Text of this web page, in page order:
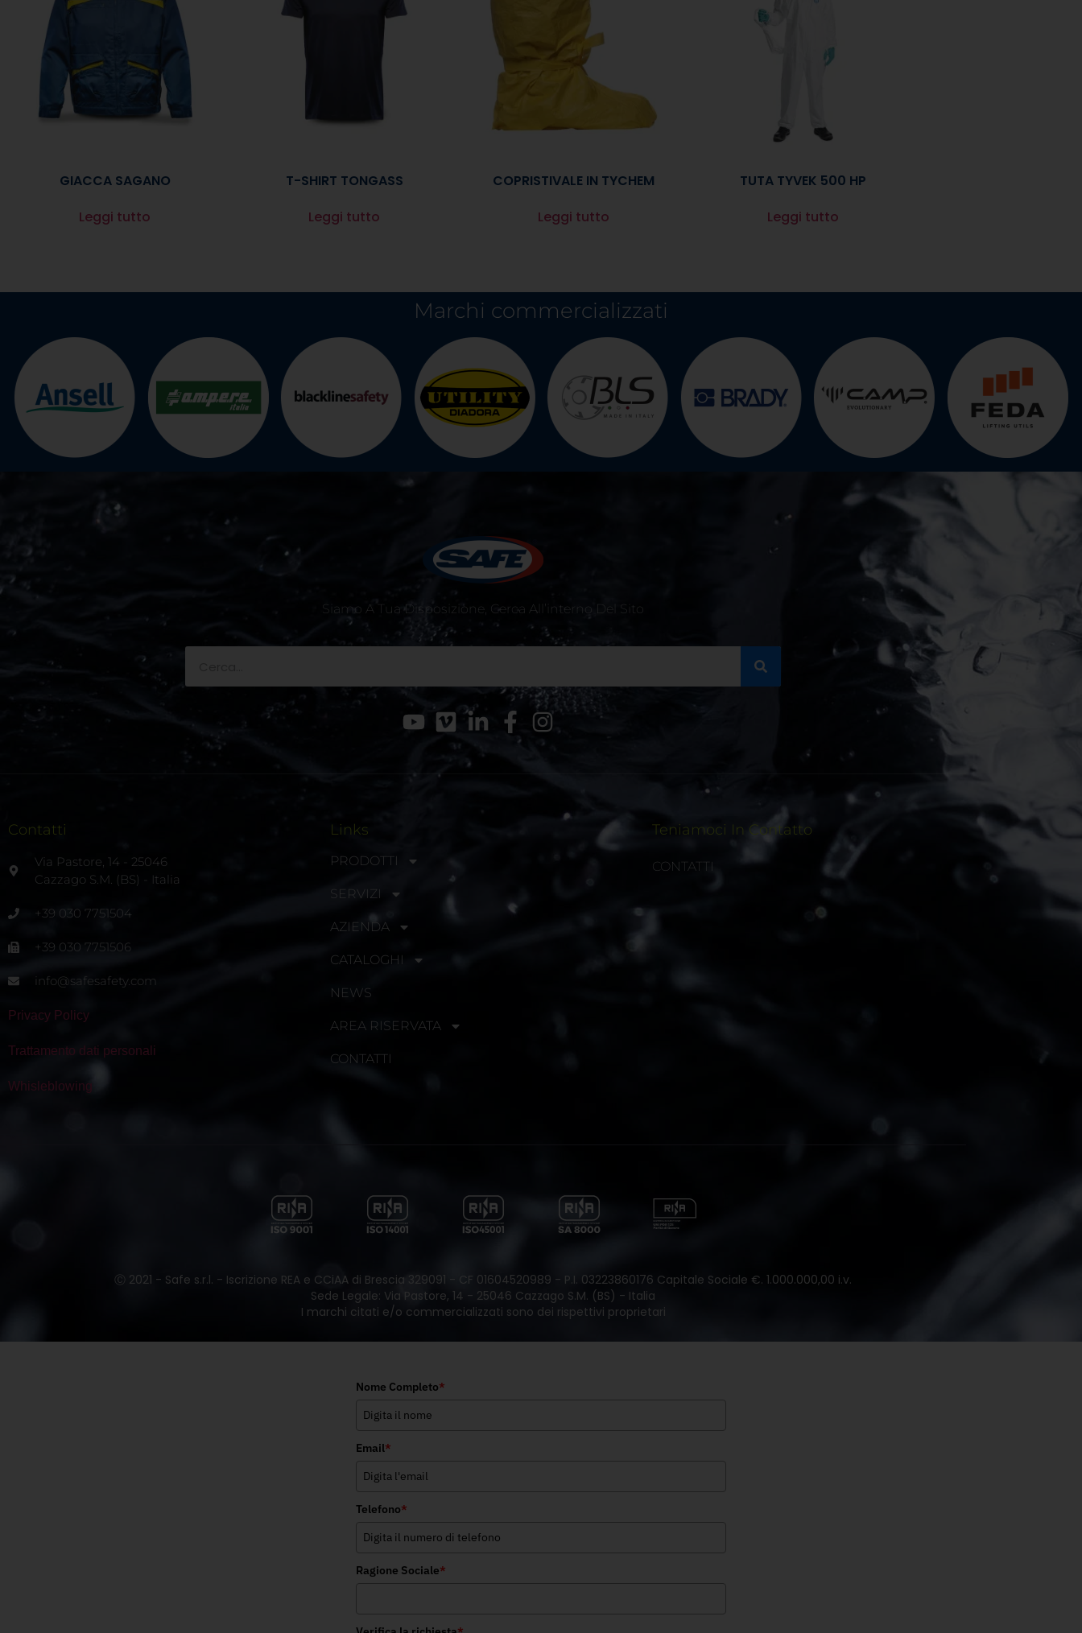
GIACCA SAGANO
Leggi tutto
T-SHIRT TONGASS
Leggi tutto
COPRISTIVALE IN TYCHEM
Leggi tutto
TUTA TYVEK 500 HP
Leggi tutto
Marchi commercializzati
Siamo A Tua Disposizione, Cerca All’interno Del Sito
Contatti
Via Pastore, 14 - 25046
Cazzago S.M. (BS) - Italia
+39 030 7751504
+39 030 7751506
info@safesafety.com
Privacy Policy
Trattamento dati personali
Whisleblowing
Links
PRODOTTI
SERVIZI
AZIENDA
CATALOGHI
NEWS
AREA RISERVATA
CONTATTI
Teniamoci In Contatto
CONTATTI
Ⓒ 2021 - Safe s.r.l. - Iscrizione REA e CCiAA di Brescia 329091 - CF 01604520989 - P.I. 03223860176 Capitale Sociale €. 1.000.000,00 i.v.
Sede Legale: Via Pastore, 14 - 25046 Cazzago S.M. (BS) - Italia
I marchi citati e/o commercializzati sono dei rispettivi proprietari
Nome Completo*
Email*
Telefono*
Ragione Sociale*